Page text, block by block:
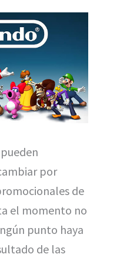
por
de
el momento no
punto haya
de las